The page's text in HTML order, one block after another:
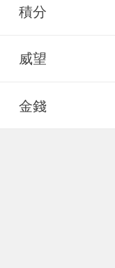
積分
威望
金錢